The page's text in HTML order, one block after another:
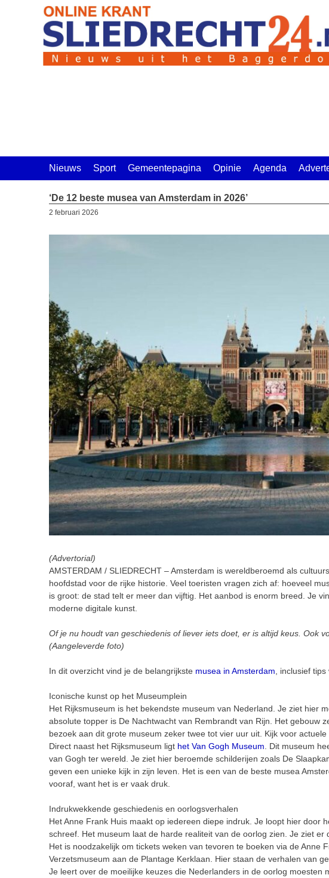
Nieuws Sport Gemeentepagina Opinie Agenda
‘De 12 beste musea van Amsterdam in 2026’
2 februari 2026
(Advertorial)
AMSTERDAM / SLIEDRECHT –Amsterdam is wereldberoemd als
hoofdstad voor de rijke historie. Veel toeristen vragen zich af: hoeveel
is groot: de stad telt er meer dan vijftig. Het aanbod is enorm breed. Je
moderne digitale kunst.
Of je nu houdt van geschiedenis of liever iets doet, er is altijd keus. Ook
(Aangeleverde foto)
In dit overzicht vind je de belangrijkste musea in Amsterdam , inclusief
Iconische kunst op het Museumplein
Het Rijksmuseum is het bekendste museum van Nederland. Je ziet hier
absolute topper is De Nachtwacht van Rembrandt van Rijn. Het gebouw
bezoek aan dit grote museum zeker twee tot vier uur uit. Kijk voor
Direct naast het Rijksmuseum ligt het Van Gogh Museum . Dit museum
van Gogh ter wereld. Je ziet hier beroemde schilderijen zoals De
geven een unieke kijk in zijn leven. Het is een van de beste musea
vooraf, want het is er vaak druk.
Indrukwekkende geschiedenis en oorlogsverhalen
Het Anne Frank Huis maakt op iedereen diepe indruk. Je loopt hier door
schreef. Het museum laat de harde realiteit van de oorlog zien. Je ziet er
Het is noodzakelijk om tickets weken van tevoren te boeken via de Anne
Verzetsmuseum aan de Plantage Kerklaan. Hier staan de verhalen van
Je leert over de moeilijke keuzes die Nederlanders in de oorlog moesten